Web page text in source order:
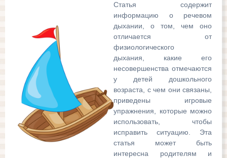
Статья содержит
информацию о речевом
дыхании, о том, чем оно
отличается от
физиологического
дыхания, какие его
несовершенства отмечаются
у детей дошкольного
возраста, с чем они связаны,
приведены игровые
упражнения, которые можно
использовать, чтобы
исправить ситуацию. Эта
статья может быть
интересна родителям и